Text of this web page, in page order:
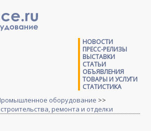
НОВОСТИ
ПРЕСС-РЕЛИЗЫ
ВЫСТАВКИ
СТАТЬИ
ОБЪЯВЛЕНИЯ
ТОВАРЫ И УСЛУГИ
СТАТИСТИКА
оборудование >>
ремонта и отделки